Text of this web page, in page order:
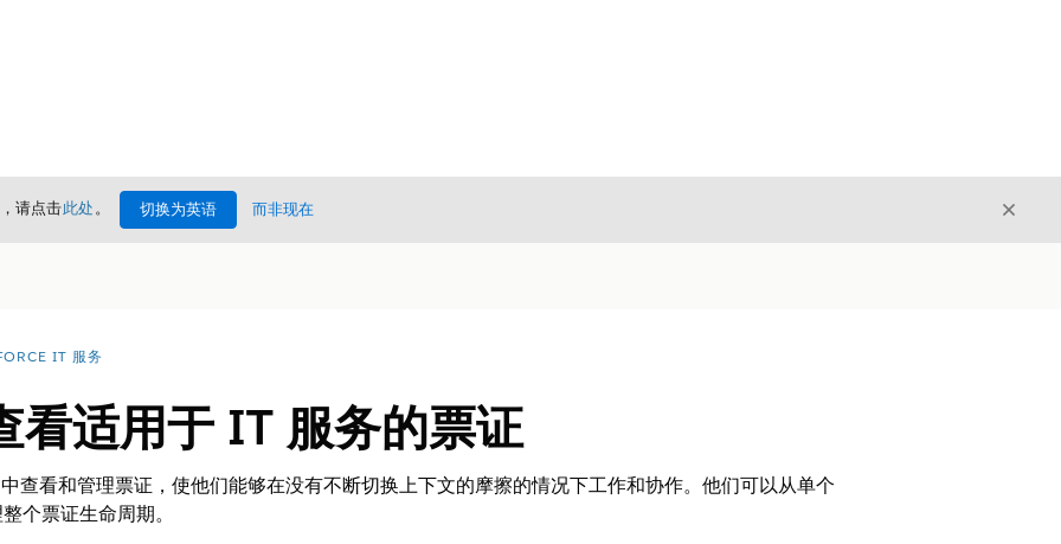
请点击此处。 切换为英语 而非现在 关闭
IT 服务
看适用于 IT 服务的票证
查看和管理票证，使他们能够在没有不断切换上下文的摩擦的情况下工作和协作。他们可以从单个
个票证生命周期。